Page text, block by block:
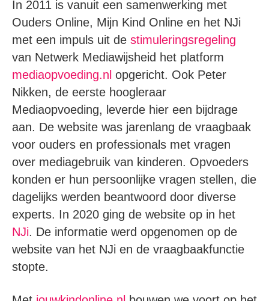
In 2011 is vanuit een samenwerking met
Ouders Online, Mijn Kind Online en het NJi
met een impuls uit de stimuleringsregeling
van Netwerk Mediawijsheid het platform
mediaopvoeding.nl opgericht. Ook Peter
Nikken, de eerste hoogleraar
Mediaopvoeding, leverde hier een bijdrage
aan. De website was jarenlang de vraagbaak
voor ouders en professionals met vragen
over mediagebruik van kinderen. Opvoeders
konden er hun persoonlijke vragen stellen, die
dagelijks werden beantwoord door diverse
experts. In 2020 ging de website op in het
NJi. De informatie werd opgenomen op de
website van het NJi en de vraagbaakfunctie
stopte.